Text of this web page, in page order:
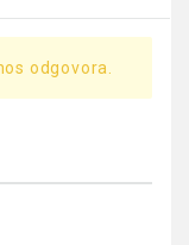
odgovora.